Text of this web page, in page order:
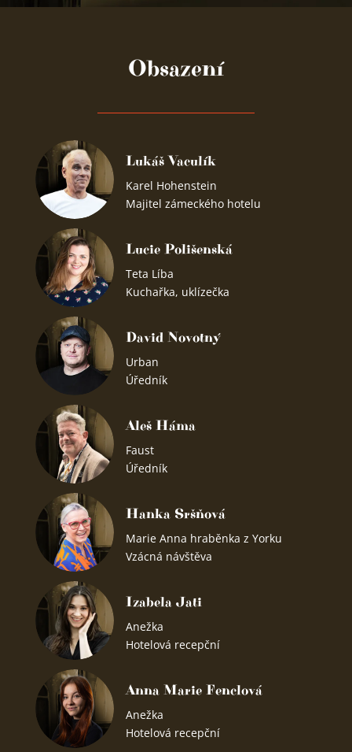
Obsazení
Lukáš Vaculík
Karel Hohenstein
Majitel zámeckého hotelu
Lucie Polišenská
Teta Líba
Kuchařka, uklízečka
David Novotný
Urban
Úředník
Aleš Háma
Faust
Úředník
Hanka Sršňová
Marie Anna hraběnka z Yorku
Vzácná návštěva
Izabela Jati
Anežka
Hotelová recepční
Anna Marie Fenclová
Anežka
Hotelová recepční